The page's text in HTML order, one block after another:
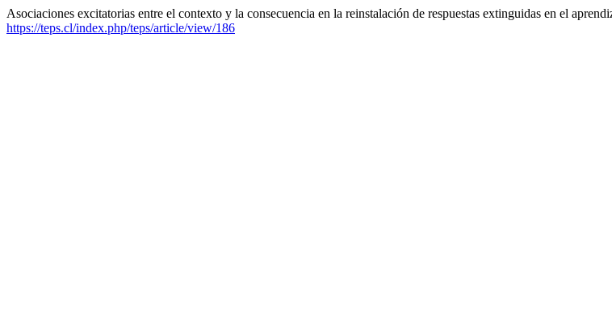
Asociaciones excitatorias entre el contexto y la consecuencia en la reinstalación de respuestas extinguidas en el
https://teps.cl/index.php/teps/article/view/186